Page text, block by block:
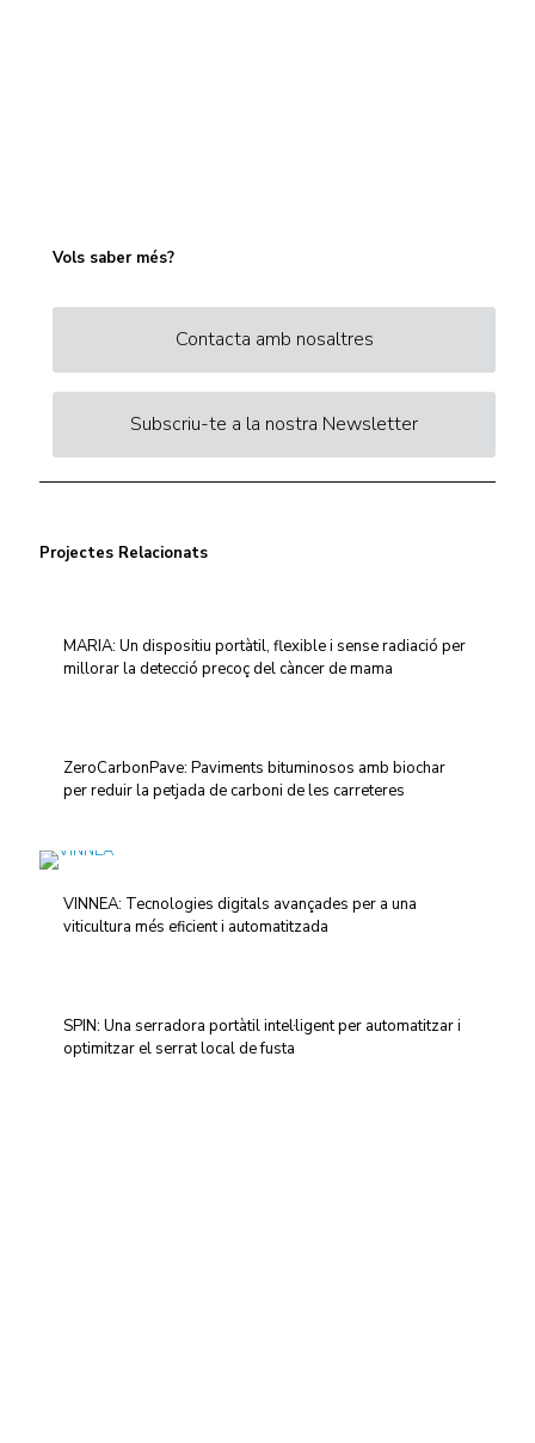
Vols saber més?
Contacta amb nosaltres
Subscriu-te a la nostra Newsletter
Projectes Relacionats
MARIA: Un dispositiu portàtil, flexible i sense radiació per
millorar la detecció precoç del càncer de mama
ZeroCarbonPave: Paviments bituminosos amb biochar
per reduir la petjada de carboni de les carreteres
VINNEA: Tecnologies digitals avançades per a una
viticultura més eficient i automatitzada
SPIN: Una serradora portàtil intel·ligent per automatitzar i
optimitzar el serrat local de fusta